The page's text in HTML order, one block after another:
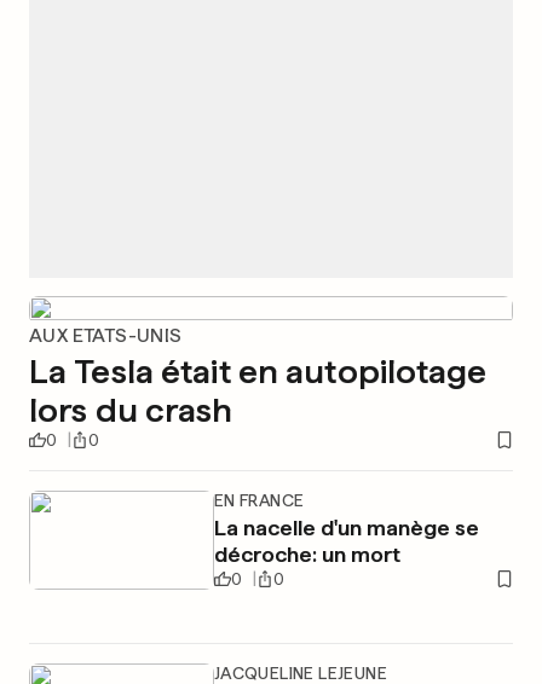
AUX ETATS-UNIS
La Tesla était en autopilotage
lors du crash
0 0
EN FRANCE
La nacelle d'un manège se
décroche: un mort
0 0
JACQUELINE LEJEUNE